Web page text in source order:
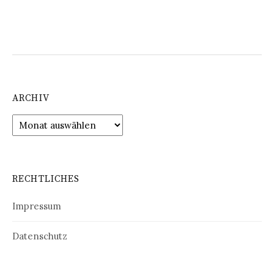
ARCHIV
Archiv
RECHTLICHES
Impressum
Datenschutz